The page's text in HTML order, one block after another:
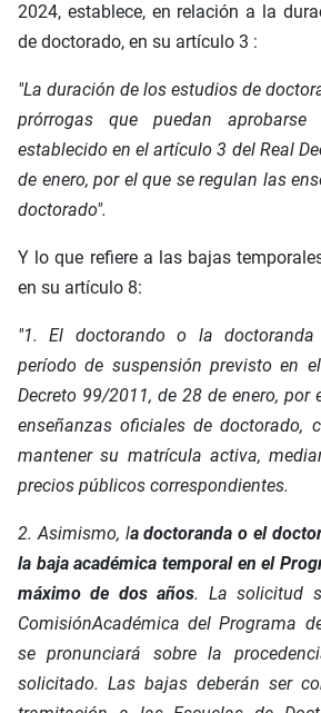
2024, establece, en relación a la
de doctorado, en su artículo 3 :
"La duración de los estudios de
prórrogas que puedan
establecido en el artículo 3 del Real
de enero, por el que se regulan las
doctorado".
Y lo que refiere a las bajas
en su artículo 8:
"1. El doctorando o la
período de suspensión previsto en
Decreto 99/2011, de 28 de enero, por
enseñanzas oficiales de doctorado,
mantener su matrícula activa,
precios públicos correspondientes.
2. Asimismo, la doctoranda o el
la baja académica temporal en el
máximo de dos años. La solicitud
ComisiónAcadémica del Programa
se pronunciará sobre la
solicitado. Las bajas deberán ser